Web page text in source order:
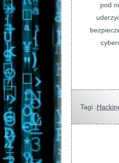
pod
Tagi :